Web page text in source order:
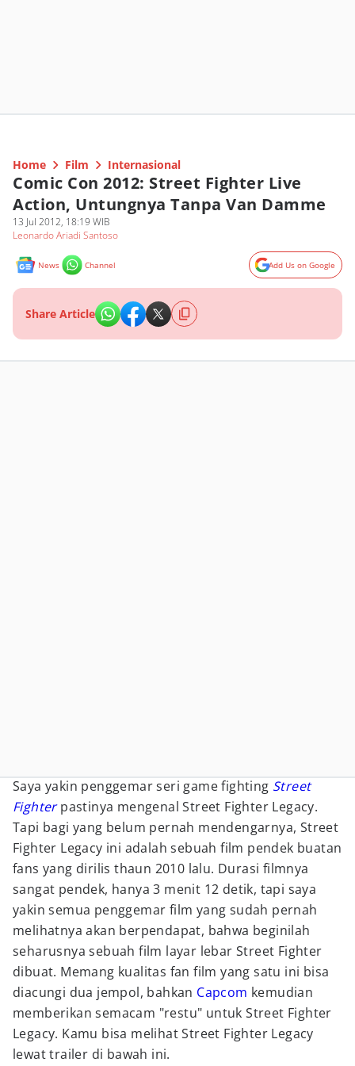
Home Film Internasional
Comic Con 2012: Street Fighter Live
Action, Untungnya Tanpa Van Damme
13 Jul 2012, 18:19 WIB
Leonardo Ariadi Santoso
News Channel Add Us on Google
Share Article
Saya yakin penggemar seri game fighting Street
Fighterpastinya mengenal Street Fighter Legacy.
Tapi bagi yang belum pernah mendengarnya, Street
Fighter Legacy ini adalah sebuah film pendek buatan
fans yang dirilis thaun 2010 lalu. Durasi filmnya
sangat pendek, hanya 3 menit 12 detik, tapi saya
yakin semua penggemar film yang sudah pernah
melihatnya akan berpendapat, bahwa beginilah
seharusnya sebuah film layar lebar Street Fighter
dibuat. Memang kualitas fan film yang satu ini bisa
diacungi dua jempol, bahkan Capcom kemudian
memberikan semacam "restu" untuk Street Fighter
Legacy. Kamu bisa melihat Street Fighter Legacy
lewat trailer di bawah ini.